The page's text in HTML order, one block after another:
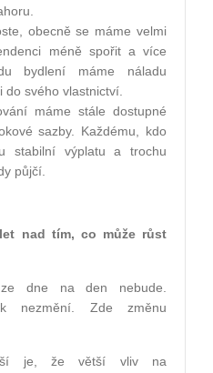
obecně se máme velmi
méně spořit a více
bydlení máme náladu
do svého vlastnictví.
máme stále dostupné
sazby. Každému, kdo
stabilní výplatu a trochu
půjčí.
nad tím, co může růst
dne na den nebude.
nezmění. Zde změnu
je, že větší vliv na